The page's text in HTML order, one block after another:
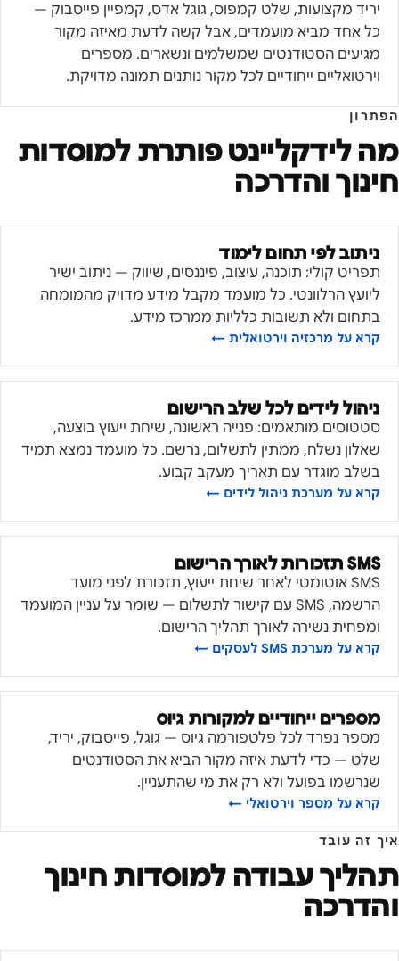
יריד מקצועות, שלט קמפוס, גוגל אדס, קמפיין פייסבוק —
כל אחד מביא מועמדים, אבל קשה לדעת מאיזה מקור
מגיעים הסטודנטים שמשלמים ונשארים. מספרים
וירטואליים ייחודיים לכל מקור נותנים תמונה מדויקת.
הפתרון
מה לידקליינט פותרת למוסדות
חינוך והדרכה
ניתוב לפי תחום לימוד
תפריט קולי: תוכנה, עיצוב, פיננסים, שיווק — ניתוב ישיר
ליועץ הרלוונטי. כל מועמד מקבל מידע מדויק מהמומחה
בתחום ולא תשובות כלליות ממרכז מידע.
קרא על מרכזיה וירטואלית ←
ניהול לידים לכל שלב הרישום
סטטוסים מותאמים: פנייה ראשונה, שיחת ייעוץ בוצעה,
שאלון נשלח, ממתין לתשלום, נרשם. כל מועמד נמצא תמיד
בשלב מוגדר עם תאריך מעקב קבוע.
קרא על מערכת ניהול לידים ←
SMS תזכורות לאורך הרישום
SMS אוטומטי לאחר שיחת ייעוץ, תזכורת לפני מועד
הרשמה, SMS עם קישור לתשלום — שומר על עניין המועמד
ומפחית נשירה לאורך תהליך הרישום.
קרא על מערכת SMS לעסקים ←
מספרים ייחודיים למקורות גיוס
מספר נפרד לכל פלטפורמה גיוס — גוגל, פייסבוק, יריד,
שלט — כדי לדעת איזה מקור הביא את הסטודנטים
שנרשמו בפועל ולא רק את מי שהתעניין.
קרא על מספר וירטואלי ←
איך זה עובד
תהליך עבודה למוסדות חינוך
והדרכה